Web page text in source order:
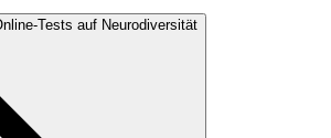
Tests auf Neurodiversität